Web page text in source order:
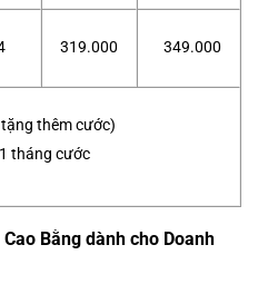
319.000 349.000
thêm cước)
tháng cước
Bằng dành cho Doanh